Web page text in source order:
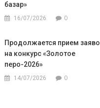
базар»
16/07/2026 0
Продолжается прием
на конкурс «Золотое
перо-2026»
14/07/2026 0